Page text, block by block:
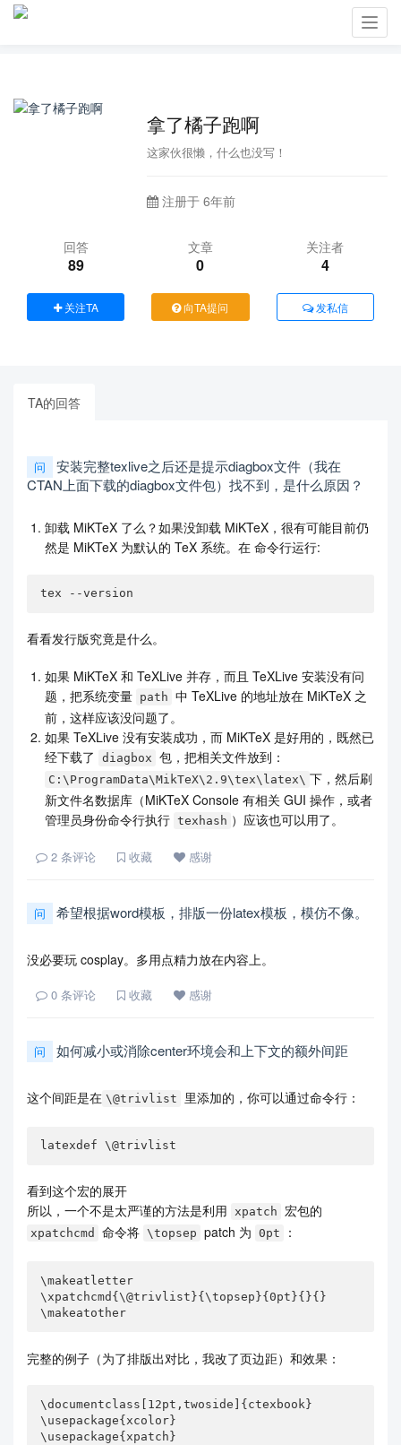
拿了橘子跑啊
这家伙很懒，什么也没写！
注册于 6年前
回答
89
文章
0
关注者
4
关注TA 向TA提问 发私信
TA的回答
问
安装完整texlive之后还是提示diagbox文件（我在
CTAN上面下载的diagbox文件包）找不到，是什么原因？
卸载 MiKTeX 了么？如果没卸载 MiKTeX，很有可能目前仍
然是 MiKTeX 为默认的 TeX 系统。在 命令行运行:
tex --version
看看发行版究竟是什么。
如果 MiKTeX 和 TeXLive 并存，而且 TeXLive 安装没有问
题，把系统变量 path 中 TeXLive 的地址放在 MiKTeX 之
前，这样应该没问题了。
如果 TeXLive 没有安装成功，而 MiKTeX 是好用的，既然已
经下载了
diagbox 包，把相关文件放到：
C:\ProgramData\MikTeX\2.9\tex\latex\ 下，然后刷
新文件名数据库（MiKTeX Console 有相关 GUI 操作，或者
管理员身份命令行执行 texhash ）应该也可以用了。
2 条评论 收藏 感谢
问 希望根据word模板，排版一份latex模板，模仿不像。
没必要玩 cosplay。多用点精力放在内容上。
0 条评论 收藏 感谢
问 如何减小或消除center环境会和上下文的额外间距
这个间距是在 \@trivlist 里添加的，你可以通过命令行：
latexdef \@trivlist
看到这个宏的展开
所以，一个不是太严谨的方法是利用 xpatch 宏包的
xpatchcmd 命令将 \topsep patch 为 0pt ：
\makeatletter
\xpatchcmd{\@trivlist}{\topsep}{0pt}{}{}
\makeatother
完整的例子（为了排版出对比，我改了页边距）和效果：
\documentclass[12pt,twoside]{ctexbook}
\usepackage{xcolor}
\usepackage{xpatch}